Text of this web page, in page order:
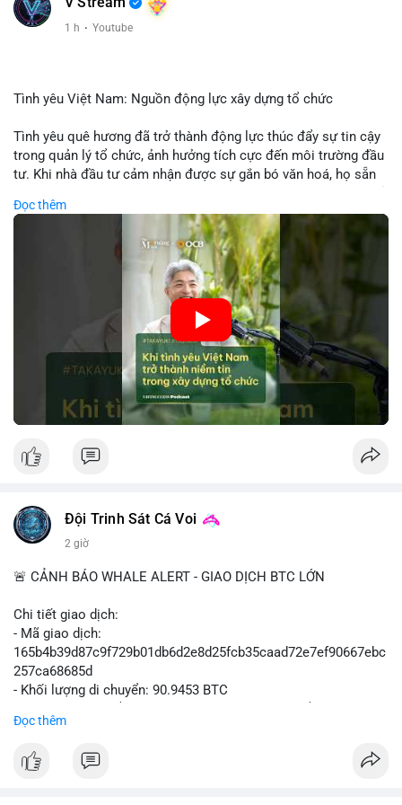
1 h · Youtube
Tình yêu Việt Nam: Nguồn động lực xây dựng tổ chức
Tình yêu quê hương đã trở thành động lực thúc đẩy sự tin cậy
trong quản lý tổ chức, ảnh hưởng tích cực đến môi trường đầu
tư. Khi nhà đầu tư cảm nhận được sự gắn bó văn hoá, họ sẵn
các công ty blockchain và tiền mã hoá. Sự tăng cường niềm
tin này giúp giảm rủi ro thị trường, cải thiện chi phí vốn và thúc
đẩy sự phát triển bền vững của ngành công nghệ tài chính. Các
nhà quản lý cần khai thác tinh thần này để xây dựng chiến lược
phát triển bền vững và thu hút vốn đầu tư.
🎥 Xem video trực tiếp tại:
Nguồn: VIETSUCCESS
Đọc thêm
Đội Trinh Sát Cá Voi
2 giờ
🚨 CẢNH BÁO WHALE ALERT - GIAO DỊCH BTC LỚN
Chi tiết giao dịch:
- Mã giao dịch:
165b4b39d87c9f729b01db6d2e8d25fcb35caad72e7ef90667ebc
257ca68685d
- Khối lượng di chuyển: 90.9453 BTC
USD)
Đọc thêm